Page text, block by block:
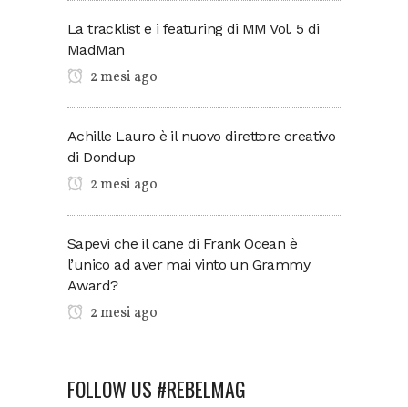
La tracklist e i featuring di MM Vol. 5 di
MadMan
2 mesi ago
Achille Lauro è il nuovo direttore creativo
di Dondup
2 mesi ago
Sapevi che il cane di Frank Ocean è
l’unico ad aver mai vinto un Grammy
Award?
2 mesi ago
FOLLOW US #REBELMAG